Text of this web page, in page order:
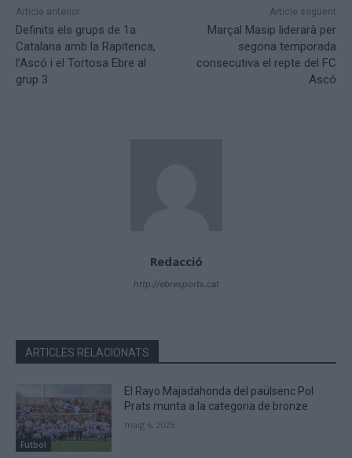
Article anterior
Definits els grups de 1a
Catalana amb la Rapitenca,
l’Ascó i el Tortosa Ebre al
grup 3
Article següent
Marçal Masip liderarà per
segona temporada
consecutiva el repte del FC
Ascó
Redacció
http://ebresports.cat
ARTICLES RELACIONATS
Futbol
El Rayo Majadahonda del paülsenc Pol
Prats munta a la categoria de bronze
maig 6, 2026